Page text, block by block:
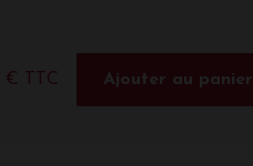
€ TTC Ajouter au panier